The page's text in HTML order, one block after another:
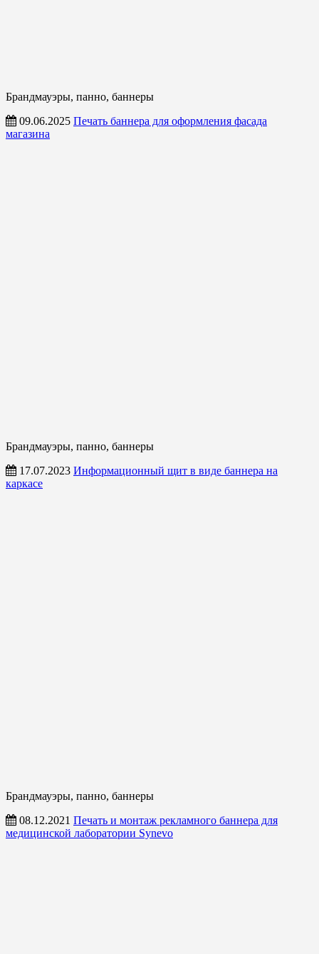
Брандмауэры, панно, баннеры
09.06.2025 Печать баннера для оформления фасада
магазина
Брандмауэры, панно, баннеры
17.07.2023 Информационный щит в виде баннера на
каркасе
Брандмауэры, панно, баннеры
08.12.2021 Печать и монтаж рекламного баннера для
медицинской лаборатории Synevo